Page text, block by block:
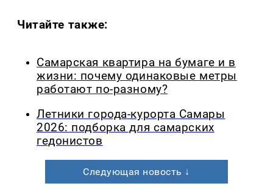
Читайте также:
Самарская квартира на бумаге и в
жизни: почему одинаковые метры
работают по-разному?
Летники города-курорта Самары
2026: подборка для самарских
гедонистов
Следующая новость ↓